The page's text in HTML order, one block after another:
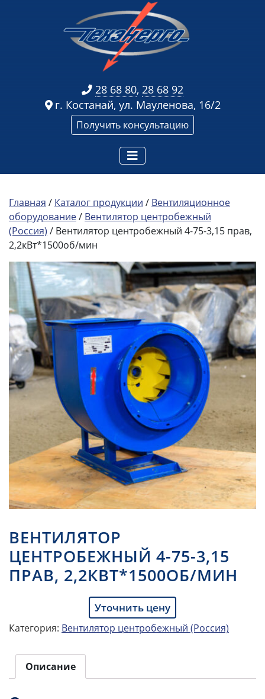
28 68 80, 28 68 92
г. Костанай, ул. Мауленова, 16/2
Получить консультацию
Главная / Каталог продукции / Вентиляционное
оборудование/ Вентилятор центробежный
(Россия) / Вентилятор центробежный 4-75-3,15 прав,
2,2кВт*1500об/мин
ВЕНТИЛЯТОР
ЦЕНТРОБЕЖНЫЙ 4-75-3,15
ПРАВ, 2,2КВТ*1500ОБ/МИН
Уточнить цену
Категория: Вентилятор центробежный (Россия)
Описание